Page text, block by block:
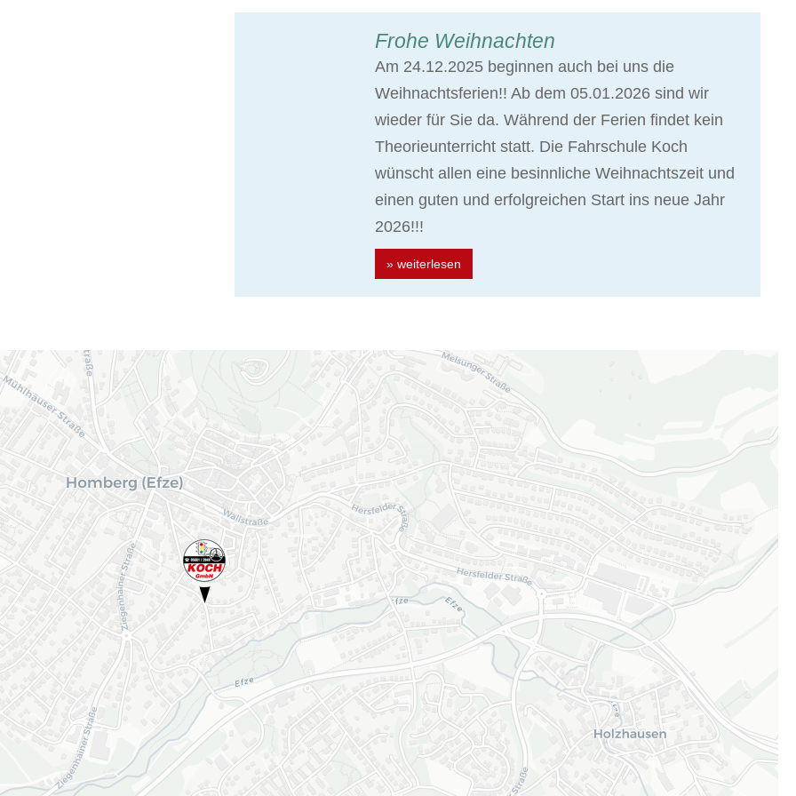
Frohe Weihnachten
Am 24.12.2025 beginnen auch bei uns die
Weihnachtsferien!! Ab dem 05.01.2026 sind wir
wieder für Sie da. Während der Ferien findet kein
Theorieunterricht statt. Die Fahrschule Koch
wünscht allen eine besinnliche Weihnachtszeit und
einen guten und erfolgreichen Start ins neue Jahr
2026!!!
» weiterlesen